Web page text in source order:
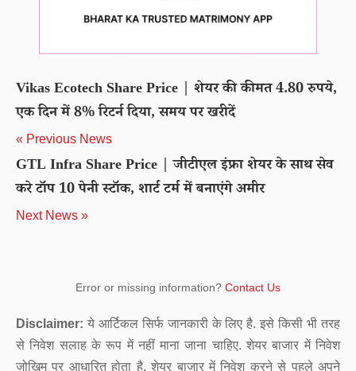
Vikas Ecotech Share Price | शेयर की कीमत 4.80 रुपये,
एक दिन में 8% रिटर्न दिया, समय पर खरीदें
« Previous News
GTL Infra Share Price | जीटीएल इंफ्रा शेयर के साथ सेव
करे टॉप 10 पेनी स्टॉक, शार्ट टर्म में बनाएंगे अमीर
Next News »
Error or missing information? Contact Us
Disclaimer: ये आर्टिकल सिर्फ जानकारी के लिए है. इसे किसी भी तरह
से निवेश सलाह के रूप में नहीं माना जाना चाहिए. शेयर बाजार में निवेश
जोखिम पर आधारित होता है. शेयर बाजार में निवेश करने से पहले अपने